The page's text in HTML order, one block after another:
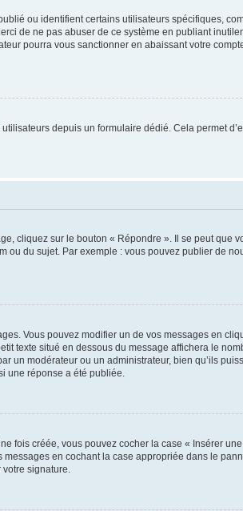
ou identifient certains utilisateurs spécifiques,
de ne pas abuser de ce système en publiant
pourra vous sanctionner en abaissant votre
depuis un formulaire dédié. Cela permet
cliquez sur le bouton « Répondre ». Il se peut que
ou du sujet. Par exemple : vous pouvez publier de
Vous pouvez modifier un de vos messages en
texte situé en dessous du message affichera le
un modérateur ou un administrateur, bien qu’ils
une réponse a été publiée.
fois créée, vous pouvez cocher la case « Insérer
en cochant la case appropriée dans le
signature.